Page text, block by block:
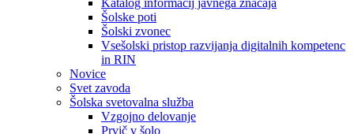
Katalog informacij javnega značaja
Šolske poti
Šolski zvonec
Vsešolski pristop razvijanja digitalnih kompetenc
in RIN
Novice
Svet zavoda
Šolska svetovalna služba
Vzgojno delovanje
Prvič v šolo